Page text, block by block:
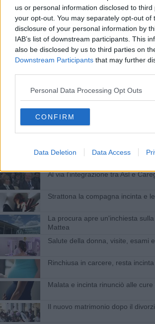
us or personal information disclosed to
your opt-out. You may separately opt-out of
disclosure of your personal information by
IAB’s list of downstream participants. This
also be disclosed by us to third parties on
Downstream Participants that may further
Personal Data Processing Opt Outs
CONFIRM
Data Deletion Data Access
Aborto, protesta: "Toscana
legge 194"
Oncologia, tecnica innovativa su
Nuovo Consultorio sanitario
ricostruirlo
Caldo, un sabato da bollino
La povertà affligge un bambino
Al via l'integrazione tra Asl e
Strattona la compagna incinta e
La procura apre un'inchiesta
Mattea
Salute della donna, visite, esami
Rinchiusa in carcere, resta incinta
Malata e incinta rinunciò alle cure
Il nuovo matrimonio dopo il